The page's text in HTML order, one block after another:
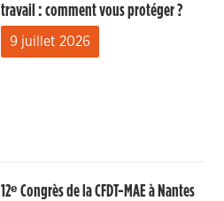
travail : comment vous protéger ?
9 juillet 2026
12ᵉ Congrès de la CFDT-MAE à Nantes